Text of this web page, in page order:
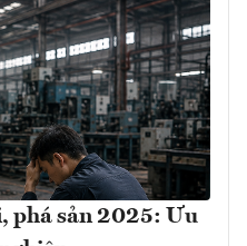
phá sản 2025: Ưu